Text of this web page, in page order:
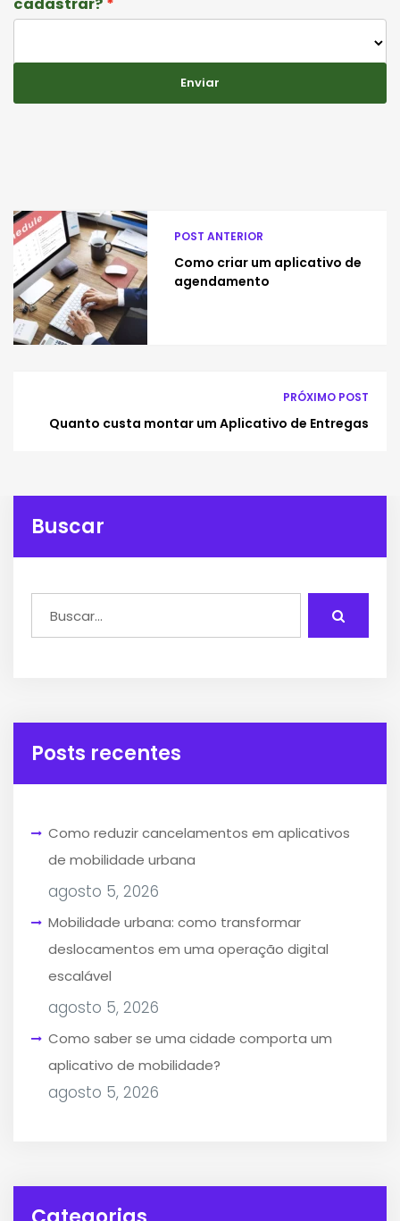
Enviar
POST ANTERIOR
Como criar um aplicativo de
agendamento
PRÓXIMO POST
Quanto custa montar um Aplicativo de Entregas
Buscar
Posts recentes
Como reduzir cancelamentos em aplicativos
de mobilidade urbana
agosto 5, 2026
Mobilidade urbana: como transformar
deslocamentos em uma operação digital
escalável
agosto 5, 2026
Como saber se uma cidade comporta um
aplicativo de mobilidade?
agosto 5, 2026